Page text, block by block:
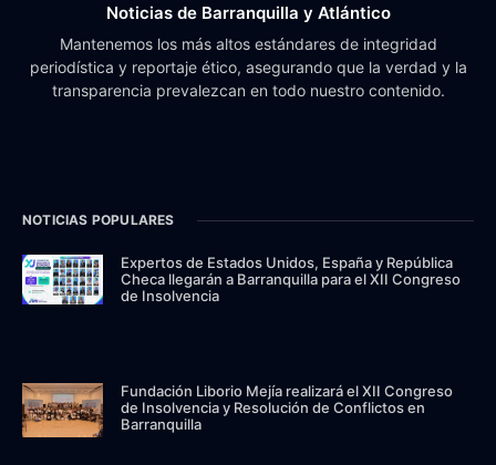
Noticias de Barranquilla y Atlántico
Mantenemos los más altos estándares de integridad
periodística y reportaje ético, asegurando que la verdad y la
transparencia prevalezcan en todo nuestro contenido.
NOTICIAS POPULARES
Expertos de Estados Unidos, España y República
Checa llegarán a Barranquilla para el XII Congreso
de Insolvencia
Fundación Liborio Mejía realizará el XII Congreso
de Insolvencia y Resolución de Conflictos en
Barranquilla